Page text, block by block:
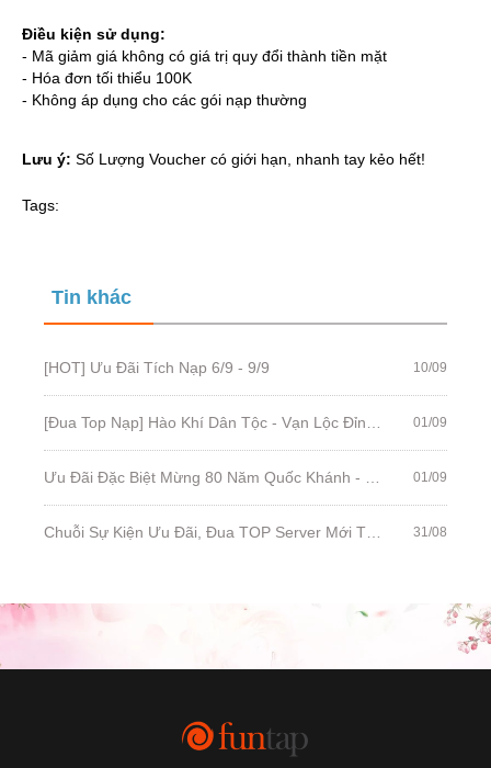
Điều kiện sử dụng:
- Mã giảm giá không có giá trị quy đổi thành tiền mặt
- Hóa đơn tối thiểu 100K
- Không áp dụng cho các gói nạp thường
Lưu ý: Số Lượng Voucher có giới hạn, nhanh tay kẻo hết!
Tags:
Tin khác
[HOT] Ưu Đãi Tích Nạp 6/9 - 9/9 10/09
01/09
01/09
31/08